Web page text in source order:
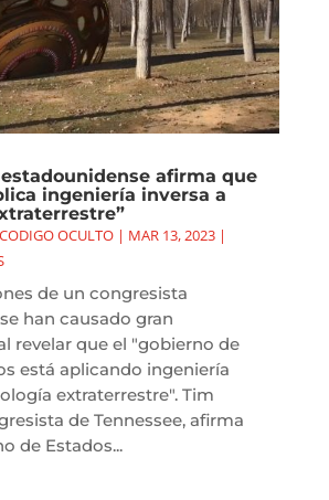
afirma que
ingeniería inversa a
OCULTO| MAR 13, 2023|
de un congresista
han causado gran
revelar que el "gobierno de
está aplicando ingeniería
extraterrestre". Tim
de Tennessee, afirma
de Estados...